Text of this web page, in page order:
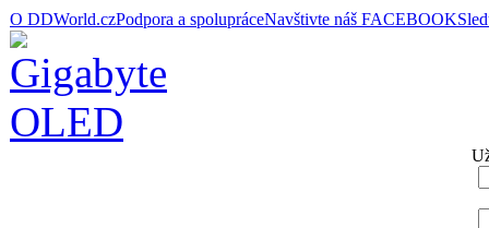
O DDWorld.czPodpora a spolupráceNavštivte náš FACEBOOK